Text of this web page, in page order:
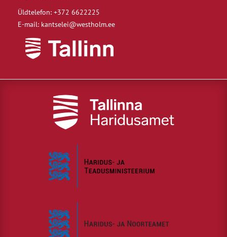
Üldtelefon: +372 6622225
E-mail: kantselei@westholm.ee